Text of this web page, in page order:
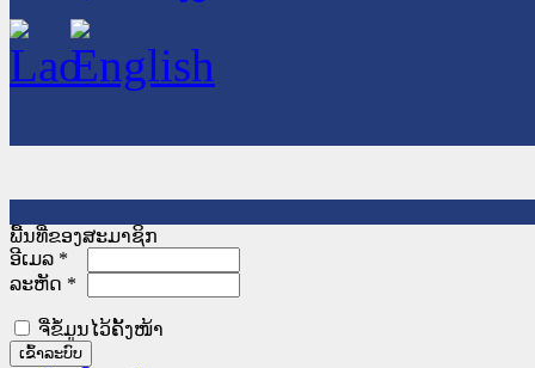
ພື້ນທີ່ຂອງສະມາຊິກ
ອີເມລ *
ລະຫັດ *
ຈື່ຂໍ້ມູນໄວ້ຄັ້ງໜ້າ